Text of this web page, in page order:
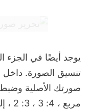
يوجد أيضًا في
تنسيق الصورة. داخل